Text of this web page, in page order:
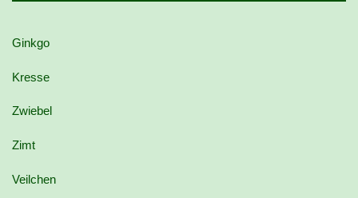
Ginkgo
Kresse
Zwiebel
Zimt
Veilchen